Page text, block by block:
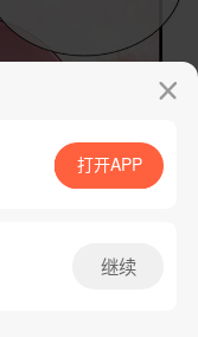
App免费看
打开APP
继续